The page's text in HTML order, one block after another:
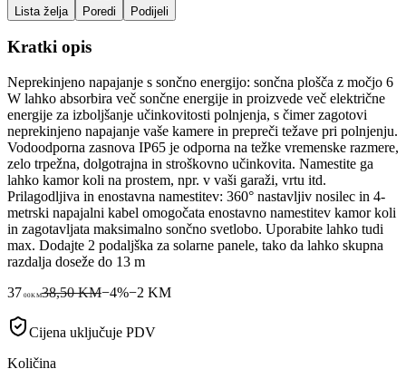
Lista želja Poredi Podijeli
Kratki opis
Neprekinjeno napajanje s sončno energijo: sončna plošča z močjo 6
W lahko absorbira več sončne energije in proizvede več električne
energije za izboljšanje učinkovitosti polnjenja, s čimer zagotovi
neprekinjeno napajanje vaše kamere in prepreči težave pri polnjenju.
Vodoodporna zasnova IP65 je odporna na težke vremenske razmere,
zelo trpežna, dolgotrajna in stroškovno učinkovita. Namestite ga
lahko kamor koli na prostem, npr. v vaši garaži, vrtu itd.
Prilagodljiva in enostavna namestitev: 360° nastavljiv nosilec in 4-
metrski napajalni kabel omogočata enostavno namestitev kamor koli
in zagotavljata maksimalno sončno svetlobo. Uporabite lahko tudi
max. Dodajte 2 podaljška za solarne panele, tako da lahko skupna
razdalja doseže do 13 m
37 00KM38,50 KM−4%−2 KM
Cijena uključuje PDV
Količina